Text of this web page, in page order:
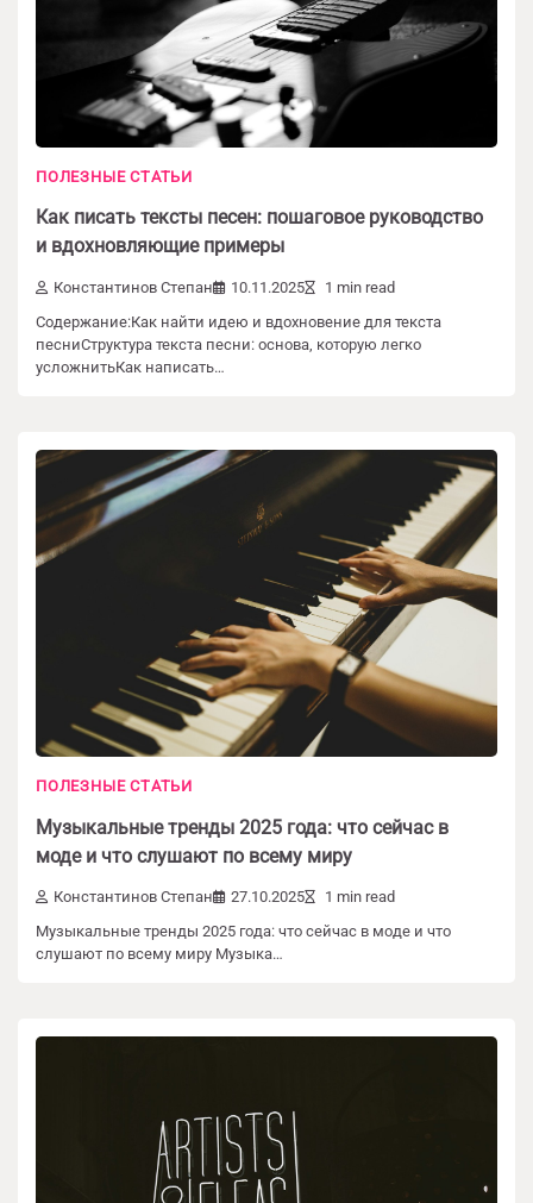
ПОЛЕЗНЫЕ СТАТЬИ
Как писать тексты песен: пошаговое руководство
и вдохновляющие примеры
Константинов Степан 10.11.2025
1 min read
Содержание:Как найти идею и вдохновение для текста
песниСтруктура текста песни: основа, которую легко
усложнитьКак написать…
ПОЛЕЗНЫЕ СТАТЬИ
Музыкальные тренды 2025 года: что сейчас в
моде и что слушают по всему миру
Константинов Степан 27.10.2025
1 min read
Музыкальные тренды 2025 года: что сейчас в моде и что
слушают по всему миру Музыка…